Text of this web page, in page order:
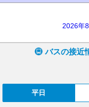
2026年
バスの接近
平日